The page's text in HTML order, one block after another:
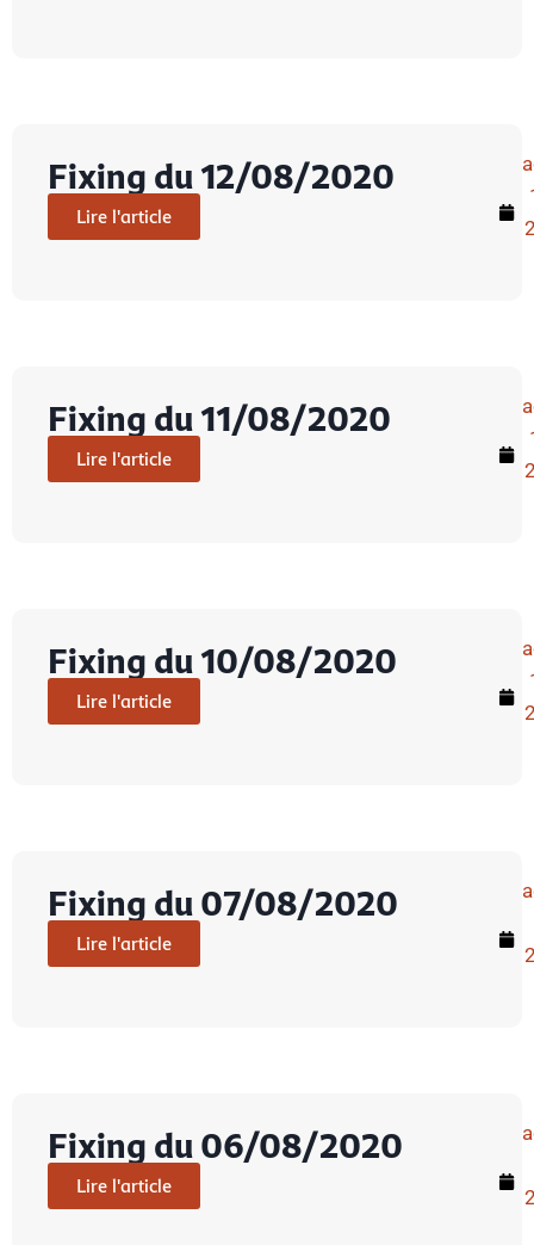
Fixing du 12/08/2020
Lire l'article
Fixing du 11/08/2020
Lire l'article
Fixing du 10/08/2020
Lire l'article
Fixing du 07/08/2020
Lire l'article
Fixing du 06/08/2020
Lire l'article